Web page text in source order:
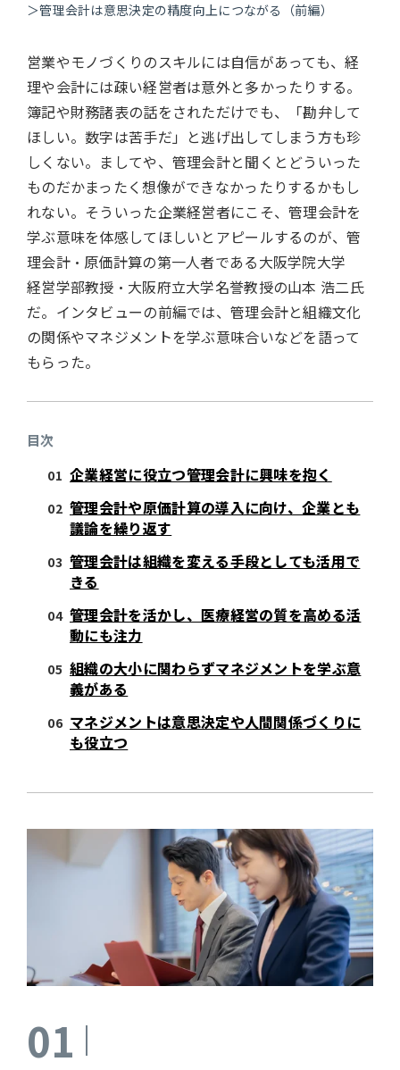
＞管理会計は意思決定の精度向上につながる（前編）
営業やモノづくりのスキルには自信があっても、経
理や会計には疎い経営者は意外と多かったりする。
簿記や財務諸表の話をされただけでも、「勘弁して
ほしい。数字は苦手だ」と逃げ出してしまう方も珍
しくない。ましてや、管理会計と聞くとどういった
ものだかまったく想像ができなかったりするかもし
れない。そういった企業経営者にこそ、管理会計を
学ぶ意味を体感してほしいとアピールするのが、管
理会計・原価計算の第一人者である大阪学院大学
経営学部教授・大阪府立大学名誉教授の山本 浩二氏
だ。インタビューの前編では、管理会計と組織文化
の関係やマネジメントを学ぶ意味合いなどを語って
もらった。
目次
企業経営に役立つ管理会計に興味を抱く
管理会計や原価計算の導入に向け、企業とも
議論を繰り返す
管理会計は組織を変える手段としても活用で
きる
管理会計を活かし、医療経営の質を高める活
動にも注力
組織の大小に関わらずマネジメントを学ぶ意
義がある
マネジメントは意思決定や人間関係づくりに
も役立つ
01